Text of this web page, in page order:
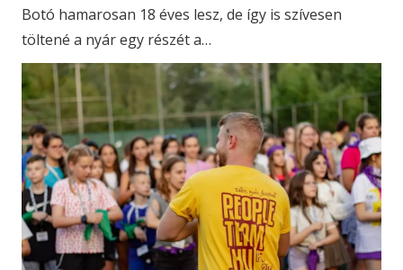
Botó hamarosan 18 éves lesz, de így is szívesen
töltené a nyár egy részét a…